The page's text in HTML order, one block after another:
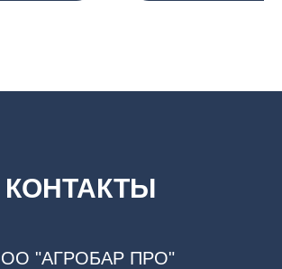
КОНТАКТЫ
"АГРОБАР ПРО"